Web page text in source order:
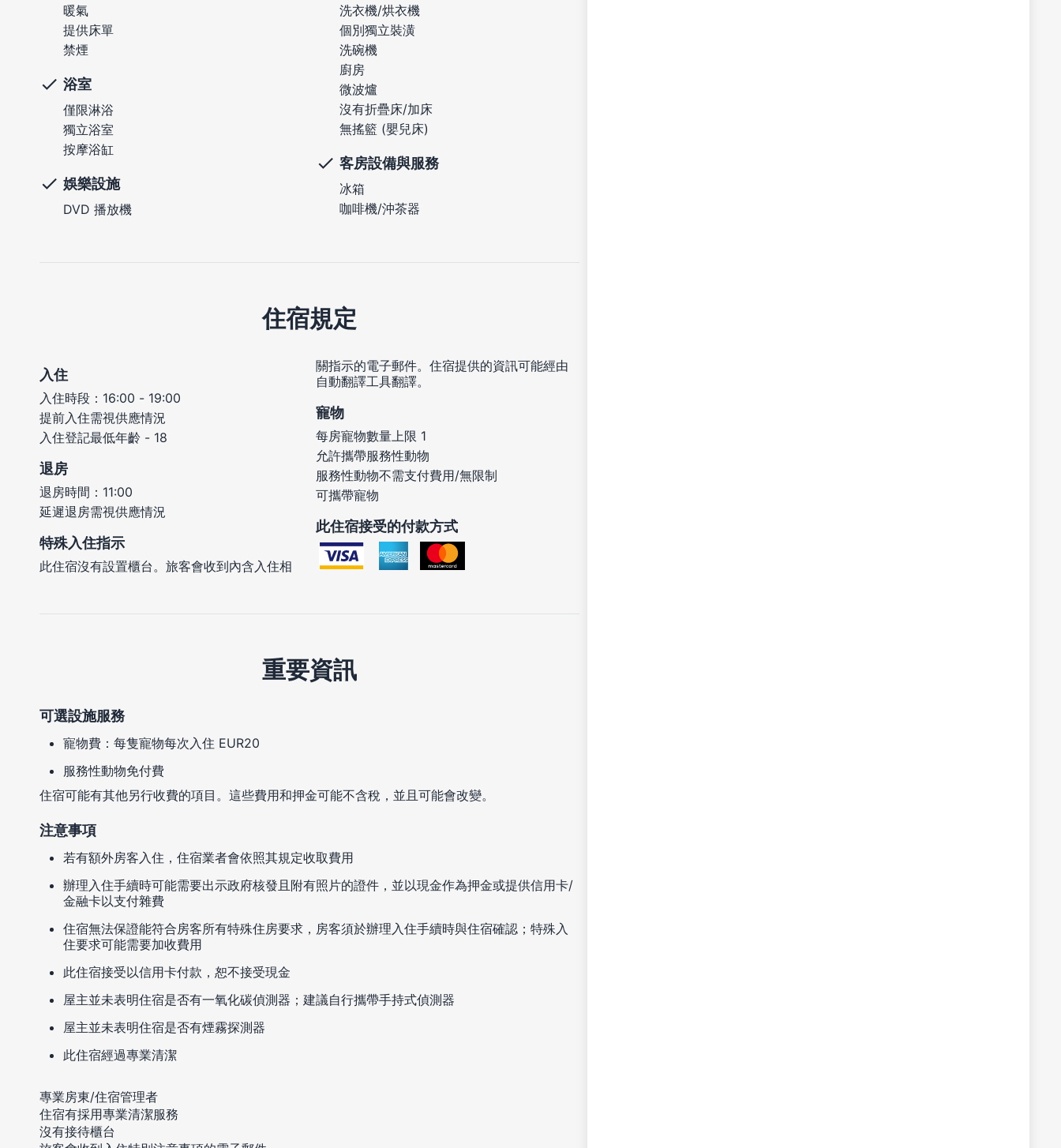
暖氣
提供床單
禁煙
浴室
僅限淋浴
獨立浴室
按摩浴缸
娛樂設施
DVD 播放機
洗衣機/烘衣機
個別獨立裝潢
洗碗機
廚房
微波爐
沒有折疊床/加床
無搖籃 (嬰兒床)
客房設備與服務
冰箱
咖啡機/沖茶器
住宿規定
入住
入住時段：16:00 - 19:00
提前入住需視供應情況
入住登記最低年齡 - 18
退房
退房時間：11:00
延遲退房需視供應情況
特殊入住指示
此住宿沒有設置櫃台。旅客會收到內含入住相
關指示的電子郵件。住宿提供的資訊可能經由
自動翻譯工具翻譯。
寵物
每房寵物數量上限 1
允許攜帶服務性動物
服務性動物不需支付費用/無限制
可攜帶寵物
此住宿接受的付款方式
重要資訊
可選設施服務
寵物費：每隻寵物每次入住 EUR20
服務性動物免付費
住宿可能有其他另行收費的項目。這些費用和押金可能不含稅，並且可能會改變。
注意事項
若有額外房客入住，住宿業者會依照其規定收取費用
辦理入住手續時可能需要出示政府核發且附有照片的證件，並以現金作為押金或提供信用卡/
金融卡以支付雜費
住宿無法保證能符合房客所有特殊住房要求，房客須於辦理入住手續時與住宿確認；特殊入
住要求可能需要加收費用
此住宿接受以信用卡付款，恕不接受現金
屋主並未表明住宿是否有一氧化碳偵測器；建議自行攜帶手持式偵測器
屋主並未表明住宿是否有煙霧探測器
此住宿經過專業清潔
專業房東/住宿管理者
住宿有採用專業清潔服務
沒有接待櫃台